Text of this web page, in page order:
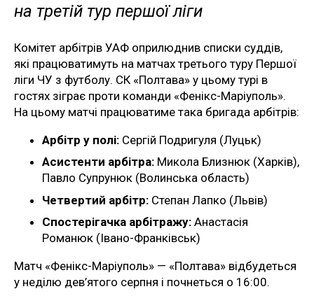
на третій тур першої ліги
Комітет арбітрів УАФ оприлюднив списки суддів,
які працюватимуть на матчах третього туру Першої
ліги ЧУ з футболу. СК «Полтава» у цьому турі в
гостях зіграє проти команди «Фенікс-Маріуполь».
На цьому матчі працюватиме така бригада арбітрів:
Арбітр у полі: Сергій Подригуля (Луцьк)
Асистенти арбітра: Микола Близнюк (Харків),
Павло Супрунюк (Волинська область)
Четвертий арбітр: Степан Лапко (Львів)
Спостерігачка арбітражу: Анастасія
Романюк (Івано-Франківськ)
Матч «Фенікс-Маріуполь» — «Полтава» відбудеться
у неділю дев’ятого серпня і почнеться о 16:00.